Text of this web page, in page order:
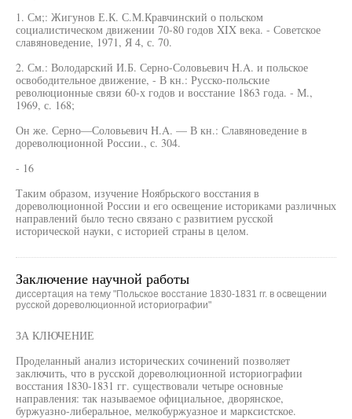
1. См;: Жигунов Е.К. С.М.Кравчинский о польском
социалистическом движении 70-80 годов XIX века. - Советское
славяноведение, 1971, Я 4, с. 70.
2. См.: Володарский И.Б. Серно-Соловьевич H.A. и польское
освободительное движение, - В кн.: Русско-польские
революционные связи 60-х годов и восстание 1863 года. - М.,
1969, с. 168;
Он же. Серно—Соловьевич H.A. — В кн.: Славяноведение в
дореволюционной России., с. 304.
- 16
Таким образом, изучение Ноябрьского восстания в
дореволюционной России и его освещение историками различных
направлений было тесно связано с развитием русской
исторической науки, с историей страны в целом.
Заключение научной работы
диссертация на тему "Польское восстание 1830-1831 гг. в освещении
русской дореволюционной историографии"
ЗА КЛЮЧЕНИЕ
Проделанный анализ исторических сочинений позволяет
заключить, что в русской дореволюционной историографии
восстания 1830-1831 гг. существовали четыре основные
направления: так называемое официальное, дворянское,
буржуазно-либеральное, мелкобуржуазное и марксистское.